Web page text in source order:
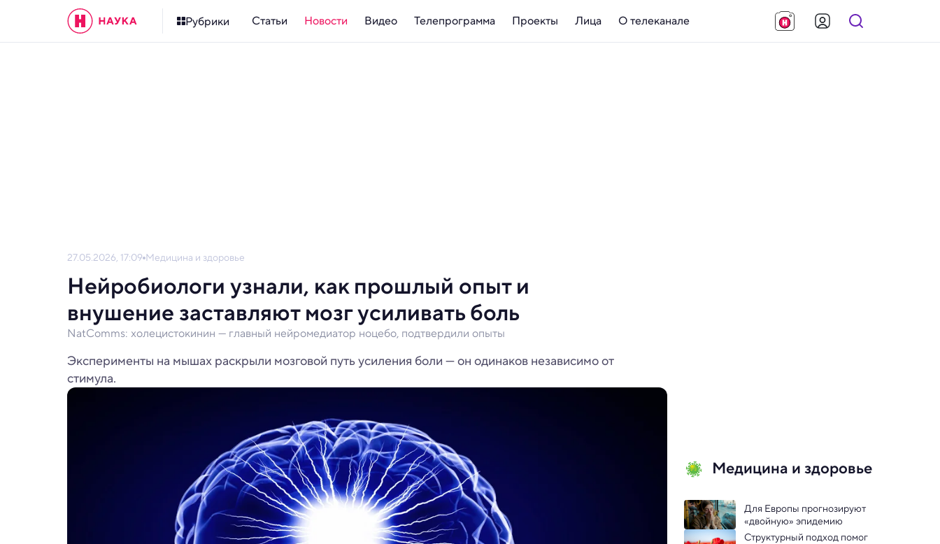
Рубрики Статьи Новости Видео Телепрограмма Проекты Лица О телеканале
27.05.2026, 17:09 Медицина и здоровье
Нейробиологи узнали, как прошлый опыт и
внушение заставляют мозг усиливать боль
NatComms: холецистокинин — главный нейромедиатор ноцебо, подтвердили опыты
Эксперименты на мышах раскрыли мозговой путь усиления боли — он одинаков независимо от
стимула.
Медицина и здоровье
Для Европы прогнозируют
«двойную» эпидемию
Структурный подход помог